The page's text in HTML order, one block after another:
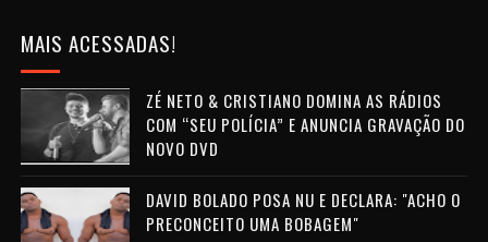
MAIS ACESSADAS!
ZÉ NETO & CRISTIANO DOMINA AS RÁDIOS
COM “SEU POLÍCIA” E ANUNCIA GRAVAÇÃO DO
NOVO DVD
DAVID BOLADO POSA NU E DECLARA: "ACHO O
PRECONCEITO UMA BOBAGEM"